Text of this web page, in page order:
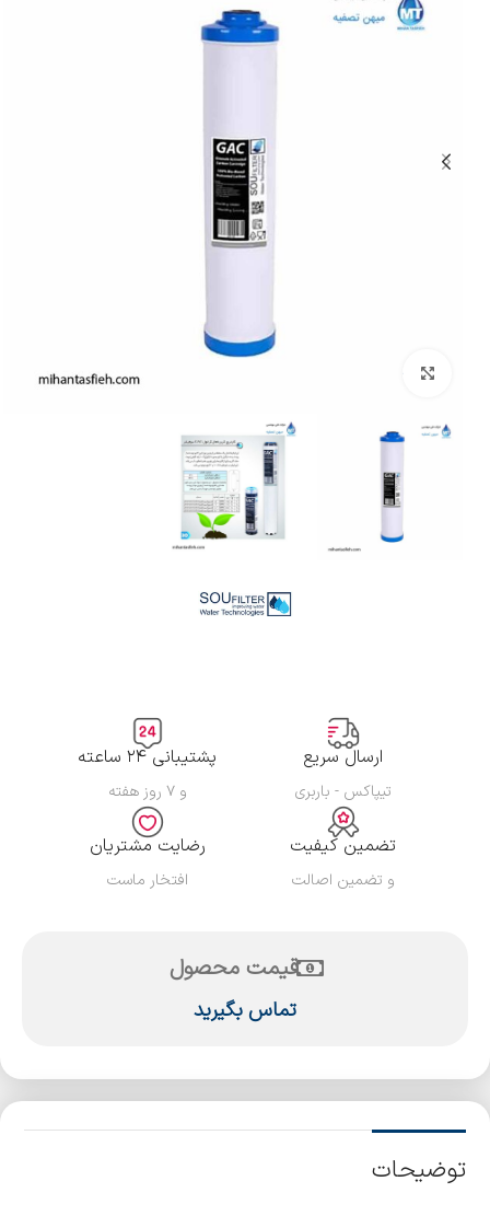
ارسال سریع
تیپاکس - باربری
پشتیبانی ۲۴ ساعته
و ۷ روز هفته
تضمین کیفیت
و تضمین اصالت
رضایت مشتریان
افتخار ماست
قیمت محصول
تماس بگیرید
توضیحات